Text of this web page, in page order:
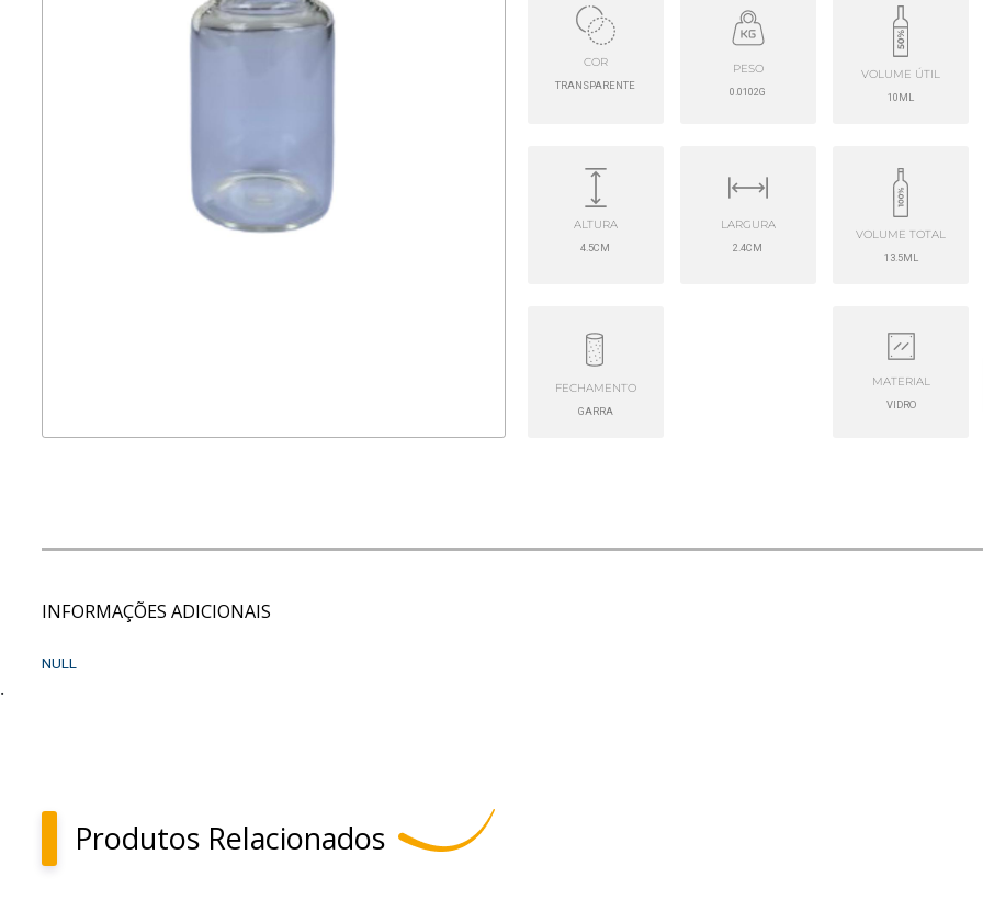
COR
TRANSPARENTE
PESO
0.0102G
VOLUME ÚTIL
10ML
ALTURA
4.5CM
LARGURA
2.4CM
VOLUME TOTAL
13.5ML
FECHAMENTO
GARRA
MATERIAL
VIDRO
INFORMAÇÕES ADICIONAIS
NULL
.
Produtos Relacionados